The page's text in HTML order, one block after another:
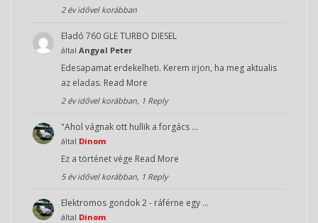
2 év idővel korábban
Eladó 760 GLE TURBO DIESEL
által Angyal Peter
Edesapamat erdekelheti. Kerem irjon, ha meg aktualis
az eladas. Read More
2 év idővel korábban, 1 Reply
"Ahol vágnak ott hullik a forgács …
által Dinom
Ez a történet vége Read More
5 év idővel korábban, 1 Reply
Elektromos gondok 2 - ráférne egy …
által Dinom